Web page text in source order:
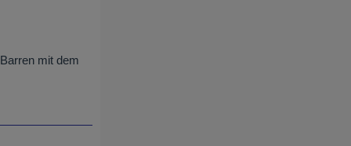
mit dem